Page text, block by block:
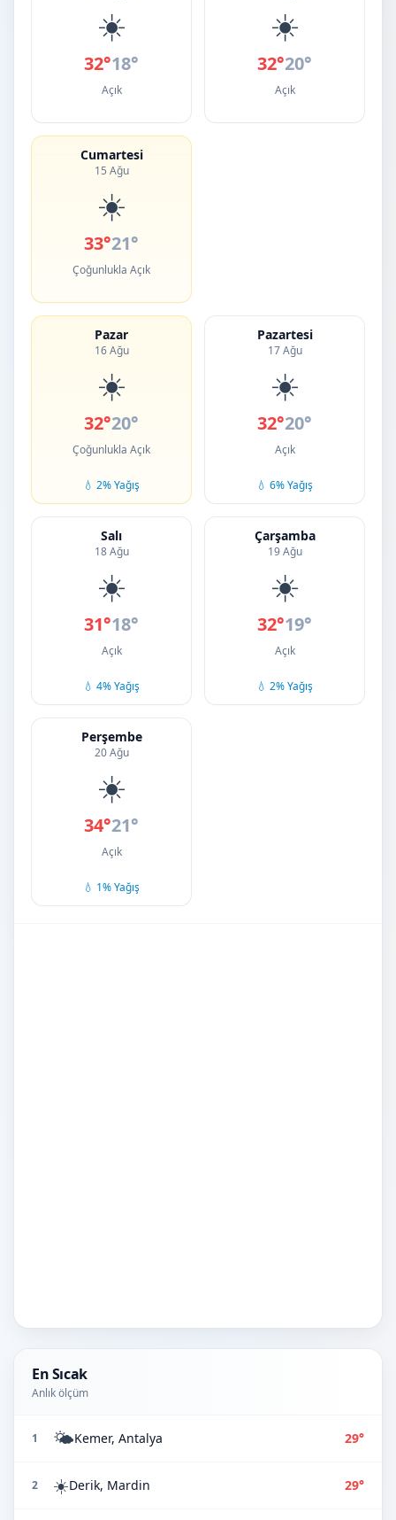
☀️
32°18°
Açık
☀️
32°20°
Açık
Cumartesi
15 Ağu
☀️
33°21°
Çoğunlukla Açık
Pazar
16 Ağu
☀️
32°20°
Çoğunlukla Açık
💧 2% Yağış
Pazartesi
17 Ağu
☀️
32°20°
Açık
💧 6% Yağış
Salı
18 Ağu
☀️
31°18°
Açık
💧 4% Yağış
Çarşamba
19 Ağu
☀️
32°19°
Açık
💧 2% Yağış
Perşembe
20 Ağu
☀️
34°21°
Açık
💧 1% Yağış
En Sıcak
Anlık ölçüm
1 🌤️Kemer, Antalya 29°
2 ☀️Derik, Mardin 29°